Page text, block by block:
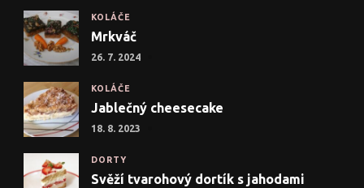
KOLÁČE
Mrkváč
26. 7. 2024
KOLÁČE
Jablečný cheesecake
18. 8. 2023
DORTY
Svěží tvarohový dortík s jahodami